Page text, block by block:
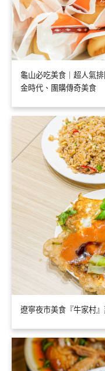
龜山必吃美食｜超人氣
金時代、團購傳奇美食
遼寧夜市美食『牛家村